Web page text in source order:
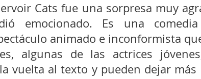
Cats fue una sorpresa muy
emocionado. Es una
animado e inconformista
algunas de las actrices
vuelta al texto y pueden dejar más